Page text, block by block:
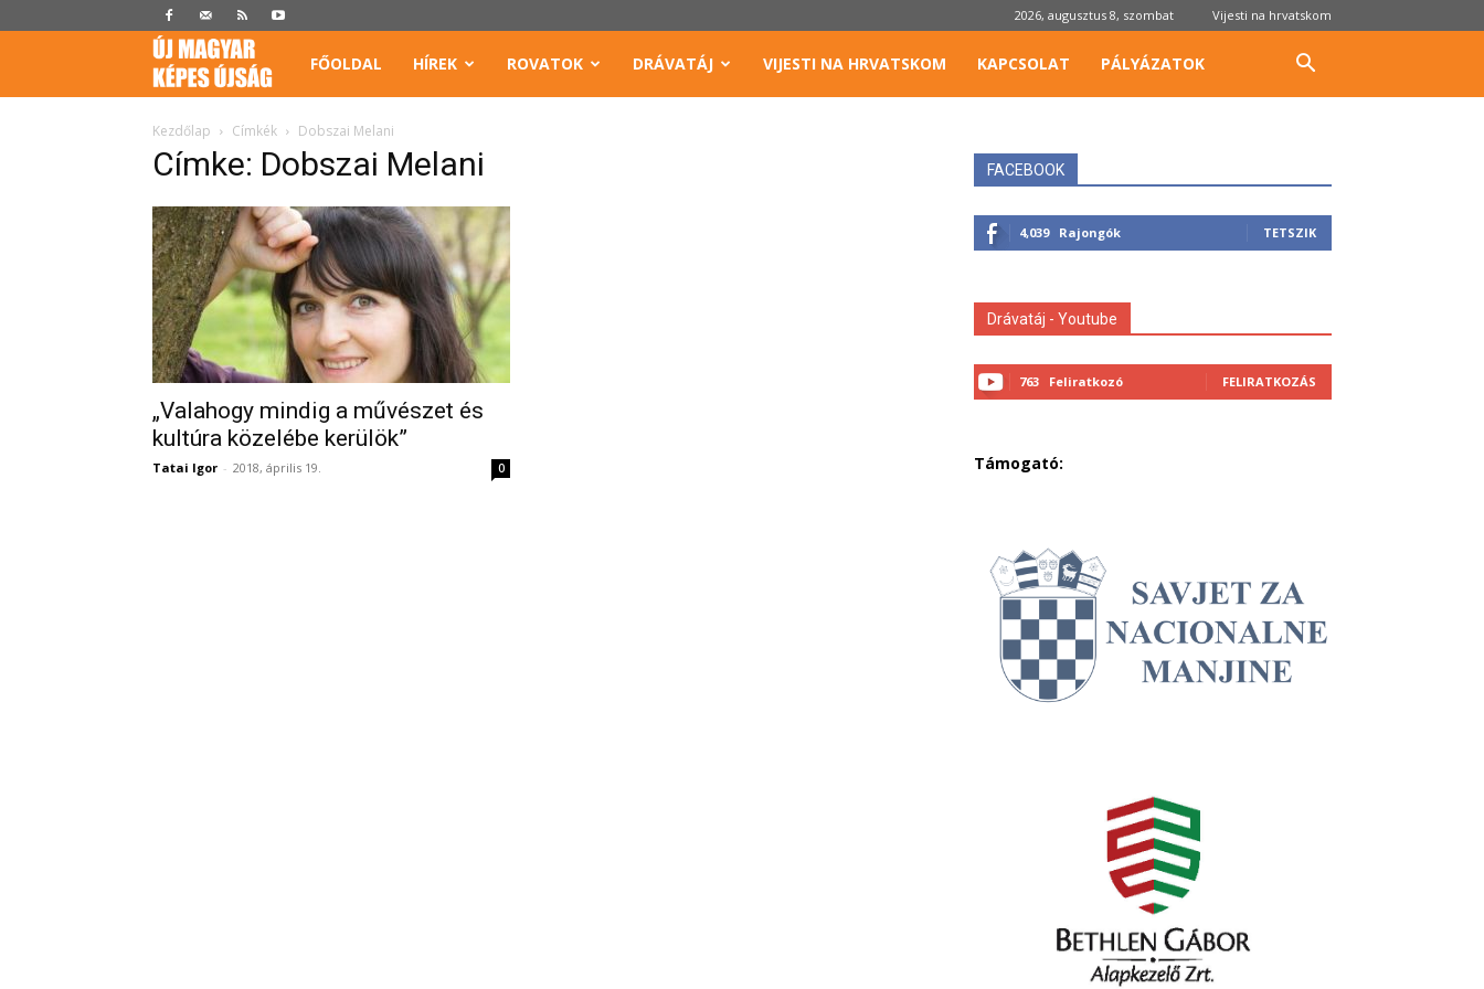
2026, augusztus 8, szombat Vijesti na hrvatskom
Képes
Újság
FŐOLDAL HÍREK ROVATOK DRÁVATÁJ VIJESTI NA HRVATSKOM KAPCSOLAT PÁLYÁZATOK
Kezdőlap Címkék Dobszai Melani
Címke: Dobszai Melani
„Valahogy mindig a művészet és
kultúra közelébe kerülök”
Tatai Igor - 2018, április 19. 0
FACEBOOK
4,039 Rajongók TETSZIK
Drávatáj - Youtube
763 Feliratkozó FELIRATKOZÁS
Támogató: